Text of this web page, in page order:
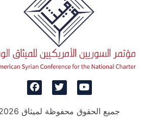
جميع الحقوق محفوظة لميثاق 2026